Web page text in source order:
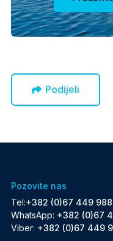
Podijeli
Pozovite nas
Tel:+382 (0)67 449 988
WhatsApp: +382 (0)67
Viber: +382 (0)67 449